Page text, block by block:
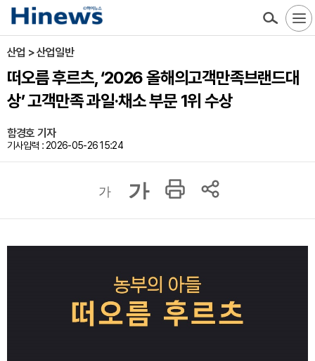
산업 > 산업일반
떠오름 후르츠, ‘2026 올해의고객만족브랜드대
상’ 고객만족 과일·채소 부문 1위 수상
함경호 기자
기사입력 : 2026-05-26 15:24
가 가